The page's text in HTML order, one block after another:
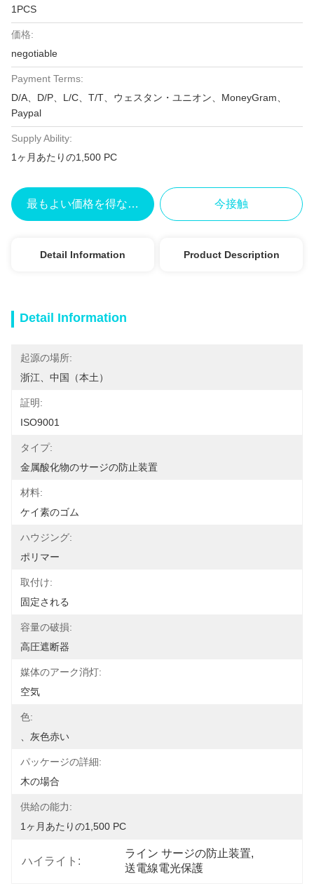
1PCS
価格:
negotiable
Payment Terms:
D/A、D/P、L/C、T/T、ウェスタン・ユニオン、MoneyGram、
Paypal
Supply Ability:
1ヶ月あたりの1,500 PC
最もよい価格を得なさい 今接触
Detail Information Product Description
Detail Information
起源の場所:
浙江、中国（本土）
証明:
ISO9001
タイプ:
金属酸化物のサージの防止装置
材料:
ケイ素のゴム
ハウジング:
ポリマー
取付け:
固定される
容量の破損:
高圧遮断器
媒体のアーク消灯:
空気
色:
、灰色赤い
パッケージの詳細:
木の場合
供給の能力:
1ヶ月あたりの1,500 PC
ハイライト:
ライン サージの防止装置,
送電線電光保護